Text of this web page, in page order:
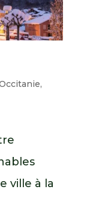
,
ville à la